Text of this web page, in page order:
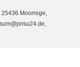
Moorrege,